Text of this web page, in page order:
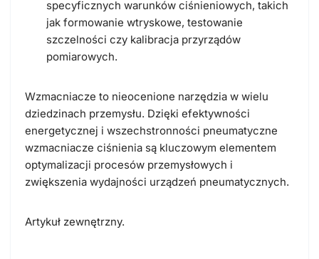
specyficznych warunków ciśnieniowych, takich
jak formowanie wtryskowe, testowanie
szczelności czy kalibracja przyrządów
pomiarowych.
Wzmacniacze to nieocenione narzędzia w wielu
dziedzinach przemysłu. Dzięki efektywności
energetycznej i wszechstronności pneumatyczne
wzmacniacze ciśnienia są kluczowym elementem
optymalizacji procesów przemysłowych i
zwiększenia wydajności urządzeń pneumatycznych.
Artykuł zewnętrzny.